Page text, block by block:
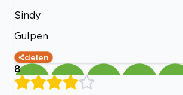
Sindy
Gulpen
delen
8